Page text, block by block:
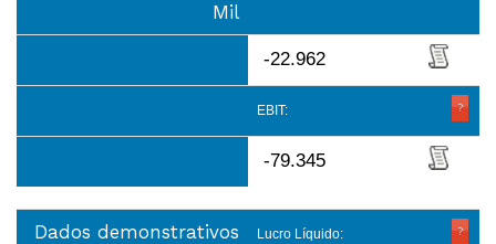
Mil
-22.962
EBIT:
-79.345
Dados demonstrativos
Lucro Líquido: